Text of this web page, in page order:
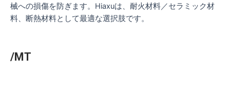
械への損傷を防ぎます。Hiaxuは、耐火材料／セラミック材
料、断熱材料として最適な選択肢です。
/MT